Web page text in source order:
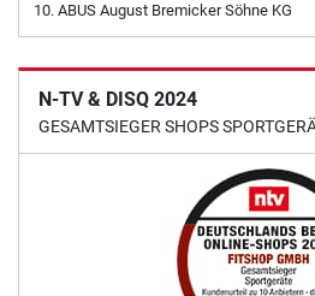
ABUS August Bremicker Söhne KG
N-TV & DISQ 2024
GESAMTSIEGER SHOPS